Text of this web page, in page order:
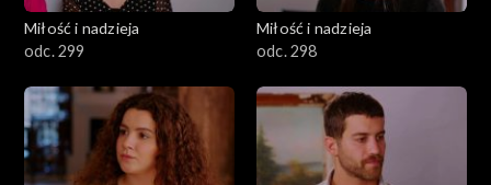
Miłość i nadzieja
odc. 299
Miłość i nadzieja
odc. 298